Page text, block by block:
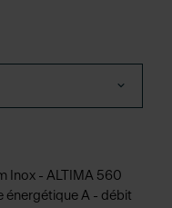
Inox - ALTIMA 560
énergétique A - débit